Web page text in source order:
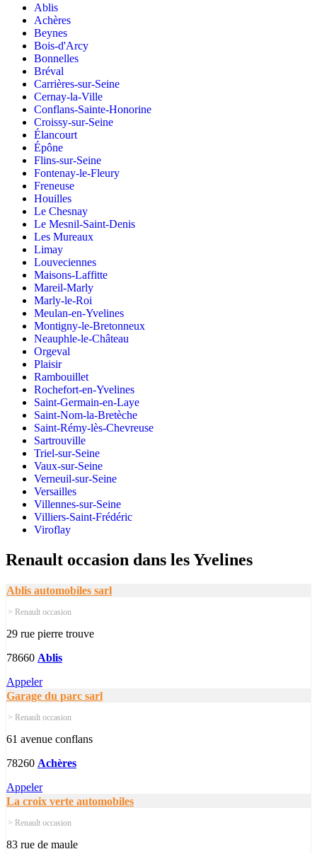
Ablis
Achères
Beynes
Bois-d'Arcy
Bonnelles
Bréval
Carrières-sur-Seine
Cernay-la-Ville
Conflans-Sainte-Honorine
Croissy-sur-Seine
Élancourt
Épône
Flins-sur-Seine
Fontenay-le-Fleury
Freneuse
Houilles
Le Chesnay
Le Mesnil-Saint-Denis
Les Mureaux
Limay
Louveciennes
Maisons-Laffitte
Mareil-Marly
Marly-le-Roi
Meulan-en-Yvelines
Montigny-le-Bretonneux
Neauphle-le-Château
Orgeval
Plaisir
Rambouillet
Rochefort-en-Yvelines
Saint-Germain-en-Laye
Saint-Nom-la-Bretèche
Saint-Rémy-lès-Chevreuse
Sartrouville
Triel-sur-Seine
Vaux-sur-Seine
Verneuil-sur-Seine
Versailles
Villennes-sur-Seine
Villiers-Saint-Frédéric
Viroflay
Renault occasion dans les Yvelines
Ablis automobiles sarl
> Renault occasion
29 rue pierre trouve
78660 Ablis
Appeler
Garage du parc sarl
> Renault occasion
61 avenue conflans
78260 Achères
Appeler
La croix verte automobiles
> Renault occasion
83 rue de maule